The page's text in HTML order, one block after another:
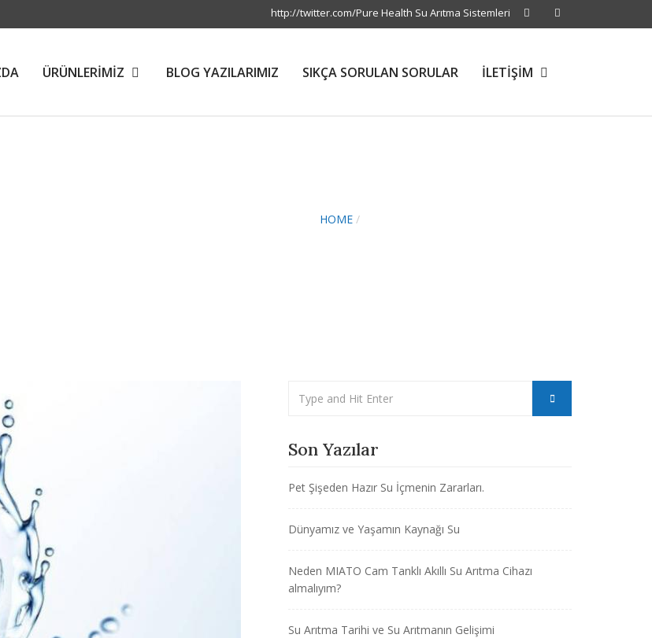
http://twitter.com/Pure Health Su Arıtma Sistemleri
ÜRÜNLERİMİZ BLOG YAZILARIMIZ SIKÇA SORULAN SORULAR İLETİŞİM
HOME /
Son Yazılar
Pet Şişeden Hazır Su İçmenin Zararları.
Dünyamız ve Yaşamın Kaynağı Su
Neden MIATO Cam Tanklı Akıllı Su Arıtma Cihazı
almalıyım?
Su Arıtma Tarihi ve Su Arıtmanın Gelişimi